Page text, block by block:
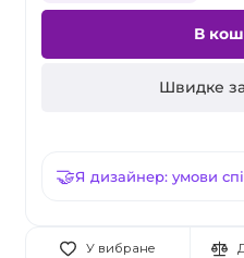
В
Швидке
Я дизайнер: умови
У вибране